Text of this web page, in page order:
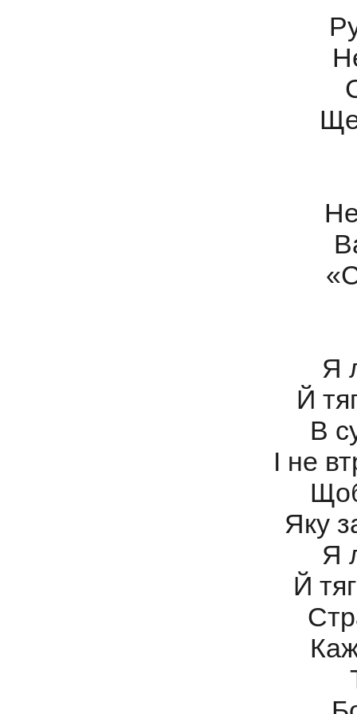
Я
Й
В
І не
Яку
Я
Й